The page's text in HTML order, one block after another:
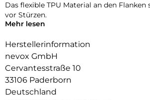
Das flexible TPU Material an den
vor Stürzen.
Durch die spezielle Beschichtung behält
Griffigkeit und wirkt edel.
Die Anschlüsse, Knöpfe und Kamera
Hochwertiges Schmutzabweisendes
Mehr lesen
Herstellerinformation
nevox GmbH
Cervantesstraße 10
33106 Paderborn
Deutschland